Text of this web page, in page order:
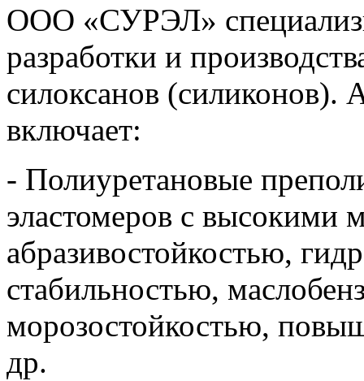
ООО «СУРЭЛ»
разработки и
силоксанов (силиконов).
включает:
- Полиуретановые
эластомеров с высокими
абразивостойкостью,
стабильностью,
морозостойкостью,
др.